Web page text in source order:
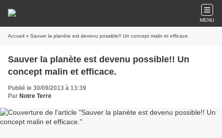
MENU
Accueil » Sauver la planète est devenu possible!! Un concept malin et efficace.
Sauver la planète est devenu possible!! Un
concept malin et efficace.
Publié le 30/09/2013 à 13:39
Par Notre Terre